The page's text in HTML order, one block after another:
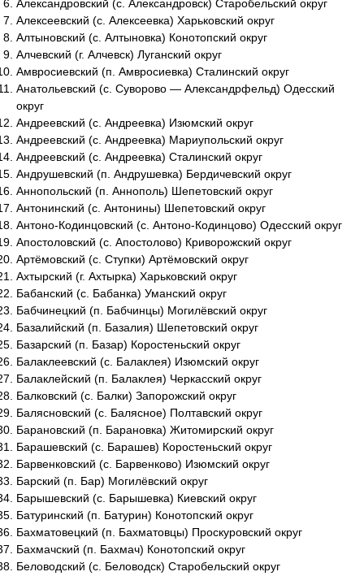
Александровский (с. Александровск) Старобельский округ
Алексеевский (с. Алексеевка) Харьковский округ
Алтыновский (с. Алтыновка) Конотопский округ
Алчевский (г. Алчевск) Луганский округ
Амвросиевский (п. Амвросиевка) Сталинский округ
Анатольевский (с. Суворово — Александрфельд) Одесский
округ
Андреевский (с. Андреевка) Изюмский округ
Андреевский (с. Андреевка) Мариупольский округ
Андреевский (с. Андреевка) Сталинский округ
Андрушевский (п. Андрушевка) Бердичевский округ
Аннопольский (п. Аннополь) Шепетовский округ
Антонинский (с. Антонины) Шепетовский округ
Антоно-Кодинцовский (с. Антоно-Кодинцово) Одесский округ
Апостоловский (с. Апостолово) Криворожский округ
Артёмовский (с. Ступки) Артёмовский округ
Ахтырский (г. Ахтырка) Харьковский округ
Бабанский (с. Бабанка) Уманский округ
Бабчинецкий (п. Бабчинцы) Могилёвский округ
Базалийский (п. Базалия) Шепетовский округ
Базарский (п. Базар) Коростеньский округ
Балаклеевский (с. Балаклея) Изюмский округ
Балаклейский (п. Балаклея) Черкасский округ
Балковский (с. Балки) Запорожский округ
Балясновский (с. Балясное) Полтавский округ
Барановский (п. Барановка) Житомирский округ
Барашевский (с. Барашев) Коростеньский округ
Барвенковский (с. Барвенково) Изюмский округ
Барский (п. Бар) Могилёвский округ
Барышевский (с. Барышевка) Киевский округ
Батуринский (п. Батурин) Конотопский округ
Бахматовецкий (п. Бахматовцы) Проскуровский округ
Бахмачский (п. Бахмач) Конотопский округ
Беловодский (с. Беловодск) Старобельский округ